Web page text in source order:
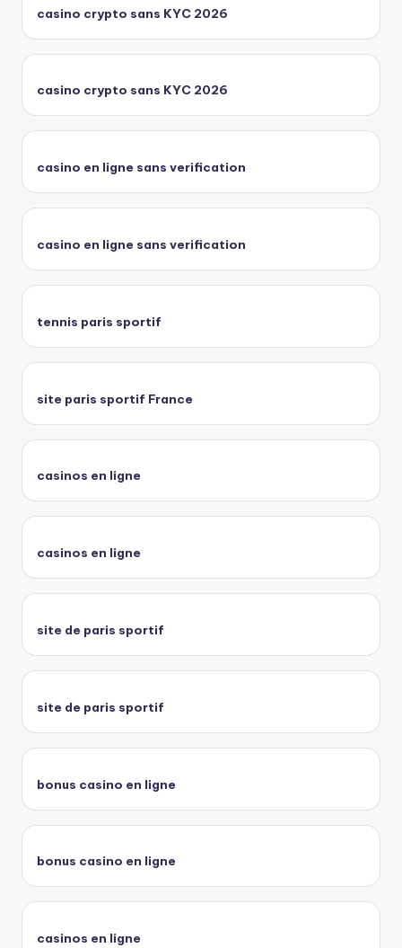
casino crypto sans KYC 2026
casino crypto sans KYC 2026
casino en ligne sans verification
casino en ligne sans verification
tennis paris sportif
site paris sportif France
casinos en ligne
casinos en ligne
site de paris sportif
site de paris sportif
bonus casino en ligne
bonus casino en ligne
casinos en ligne